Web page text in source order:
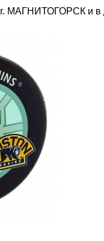
МАГНИТОГОРСК и в